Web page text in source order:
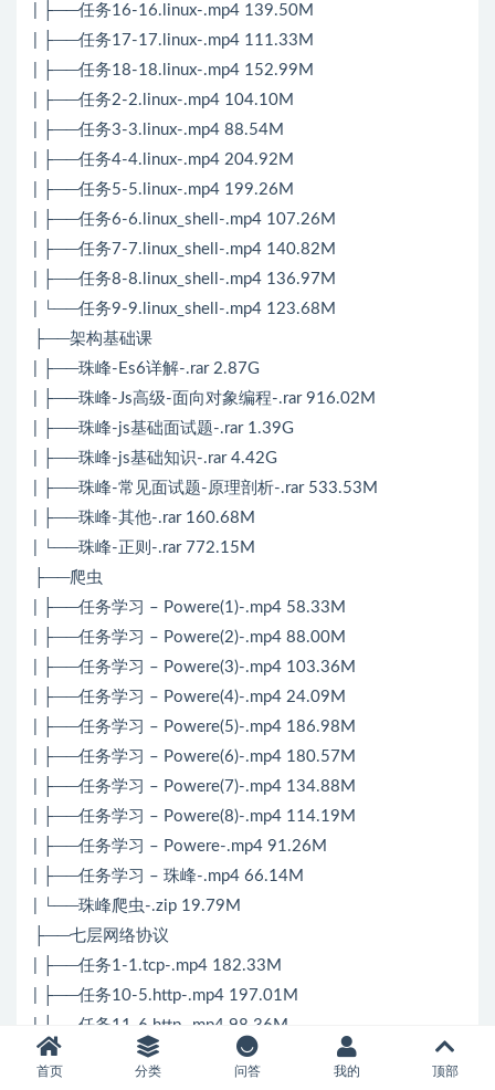
| ├──任务16-16.linux-.mp4 139.50M
| ├──任务17-17.linux-.mp4 111.33M
| ├──任务18-18.linux-.mp4 152.99M
| ├──任务2-2.linux-.mp4 104.10M
| ├──任务3-3.linux-.mp4 88.54M
| ├──任务4-4.linux-.mp4 204.92M
| ├──任务5-5.linux-.mp4 199.26M
| ├──任务6-6.linux_shell-.mp4 107.26M
| ├──任务7-7.linux_shell-.mp4 140.82M
| ├──任务8-8.linux_shell-.mp4 136.97M
| └──任务9-9.linux_shell-.mp4 123.68M
├──架构基础课
| ├──珠峰-Es6详解-.rar 2.87G
| ├──珠峰-Js高级-面向对象编程-.rar 916.02M
| ├──珠峰-js基础面试题-.rar 1.39G
| ├──珠峰-js基础知识-.rar 4.42G
| ├──珠峰-常见面试题-原理剖析-.rar 533.53M
| ├──珠峰-其他-.rar 160.68M
| └──珠峰-正则-.rar 772.15M
├──爬虫
| ├──任务学习 – Powere(1)-.mp4 58.33M
| ├──任务学习 – Powere(2)-.mp4 88.00M
| ├──任务学习 – Powere(3)-.mp4 103.36M
| ├──任务学习 – Powere(4)-.mp4 24.09M
| ├──任务学习 – Powere(5)-.mp4 186.98M
| ├──任务学习 – Powere(6)-.mp4 180.57M
| ├──任务学习 – Powere(7)-.mp4 134.88M
| ├──任务学习 – Powere(8)-.mp4 114.19M
| ├──任务学习 – Powere-.mp4 91.26M
| ├──任务学习 – 珠峰-.mp4 66.14M
| └──珠峰爬虫-.zip 19.79M
├──七层网络协议
| ├──任务1-1.tcp-.mp4 182.33M
| ├──任务10-5.http-.mp4 197.01M
| ├──任务11-6.http-.mp4 98.36M
| ├──任务12-7.http-.mp4 123.36M
首页 分类 问答 我的 顶部